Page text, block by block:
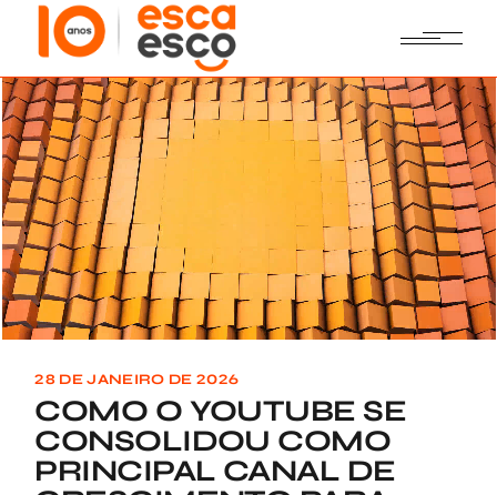
content
28 DE JANEIRO DE 2026
COMO O YOUTUBE SE
CONSOLIDOU COMO
PRINCIPAL CANAL DE